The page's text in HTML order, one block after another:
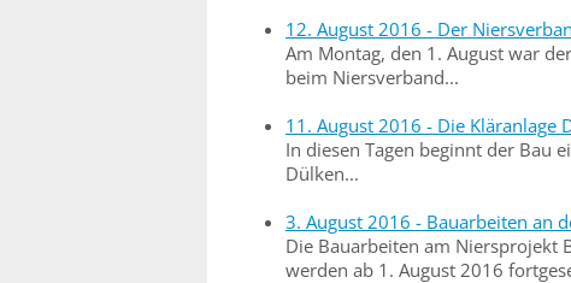
12. August 2016 - Der
Am Montag, den 1. August war
beim Niersverband...
11. August 2016 - Die
In diesen Tagen beginnt der Bau
Dülken...
3. August 2016 - Bauarbeiten an
Die Bauarbeiten am Niersprojekt
werden ab 1. August 2016